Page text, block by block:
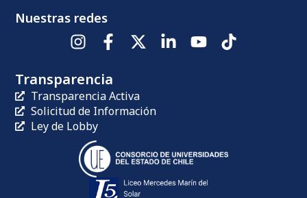
Nuestras redes
Transparencia
Transparencia Activa
Solicitud de Información
Ley de Lobby